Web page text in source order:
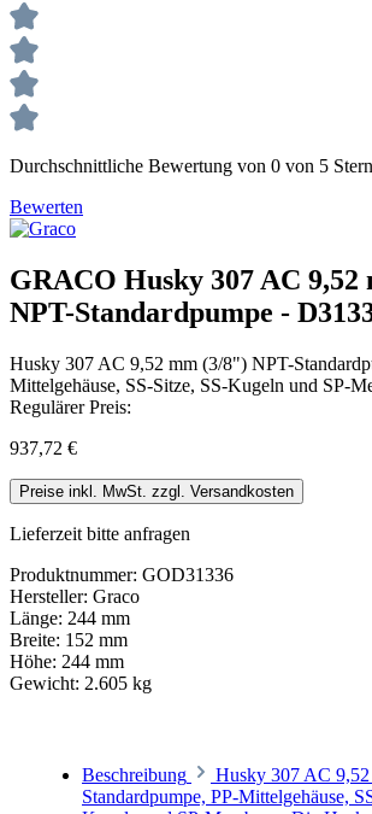
Durchschnittliche Bewertung von 0 von 5
Bewerten
GRACO Husky 307 AC 9,52
NPT-Standardpumpe -
Husky 307 AC 9,52 mm (3/8") NPT-
Mittelgehäuse, SS-Sitze, SS-Kugeln und SP-
Regulärer Preis:
937,72 €
Preise inkl. MwSt. zzgl. Versandkosten
Lieferzeit bitte anfragen
Produktnummer: GOD31336
Hersteller: Graco
Länge: 244 mm
Breite: 152 mm
Höhe: 244 mm
Gewicht: 2.605 kg
Beschreibung
Husky 307 AC
Standardpumpe, PP-Mittelgehäuse,